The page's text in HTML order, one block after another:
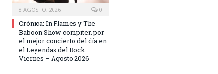
8 AGOSTO, 2026 0
Crónica: In Flames y The
Baboon Show compiten por
el mejor concierto del día en
el Leyendas del Rock –
Viernes – Agosto 2026